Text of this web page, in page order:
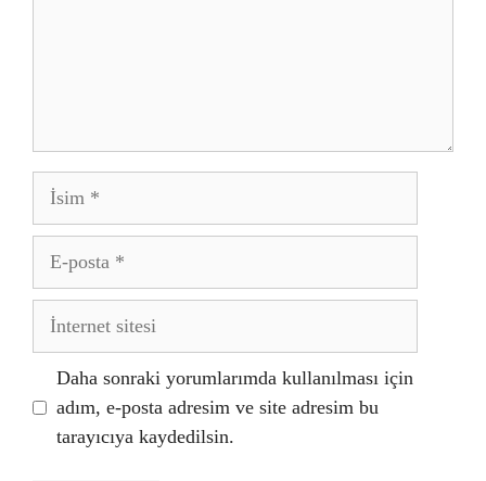
İsim
posta
İnternet
Daha sonraki yorumlarımda kullanılması için
adım, e-posta adresim ve site adresim bu
tarayıcıya kaydedilsin.